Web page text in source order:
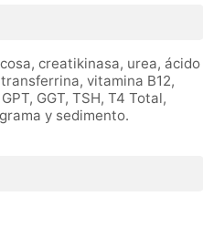
creatikinasa, urea, ácido
vitamina B12,
GGT, TSH, T4 Total,
y sedimento.